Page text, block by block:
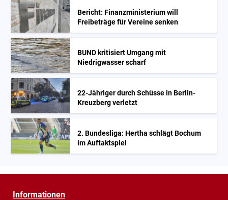
Bericht: Finanzministerium will
Freibeträge für Vereine senken
BUND kritisiert Umgang mit
Niedrigwasser scharf
22-Jähriger durch Schüsse in Berlin-
Kreuzberg verletzt
2. Bundesliga: Hertha schlägt Bochum
im Auftaktspiel
Informationen